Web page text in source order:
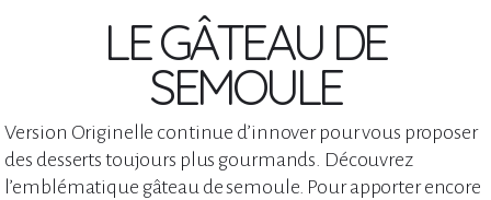
LE GÂTEAU DE
SEMOULE
Version Originelle continue d’innover pour vous proposer
des desserts toujours plus gourmands. Découvrez
l’emblématique gâteau de semoule. Pour apporter encore